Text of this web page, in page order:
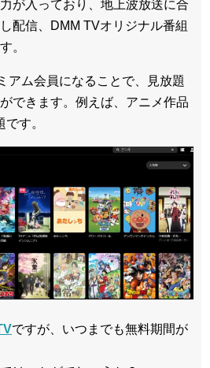
が入っており、地上波放送に合
配信、DMM TVオリジナル番組
。
アム会員になることで、見放題
できます。例えば、アニメ作品
す。
ですが、いつまでも無料期間が